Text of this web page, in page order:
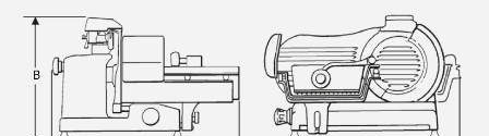
die Reibung des Schneidgutes auf ein Minimum
und erleichtert die Arbeit des Anwenders.